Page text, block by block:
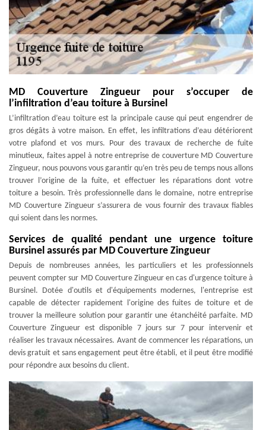
MD Couverture Zingueur pour s’occuper de
l’infiltration d’eau toiture à Bursinel
L’infiltration d’eau toiture est la principale cause qui peut engendrer de
gros dégâts à votre maison. En effet, les infiltrations d’eau détériorent
votre plafond et vos murs. Pour des travaux de recherche de fuite
minutieux, faites appel à notre entreprise de couverture MD Couverture
Zingueur, nous pouvons vous garantir qu’en très peu de temps nous allons
trouver l’origine de la fuite, et effectuer les réparations dont votre
toiture a besoin. Très professionnelle dans le domaine, notre entreprise
MD Couverture Zingueur s’assurera de vous fournir des travaux fiables
qui soient dans les normes.
Services de qualité pendant une urgence toiture
Bursinel assurés par MD Couverture Zingueur
Depuis de nombreuses années, les particuliers et les professionnels
peuvent compter sur MD Couverture Zingueur en cas d'urgence toiture à
Bursinel. Dotée d'outils et d'équipements modernes, l'entreprise est
capable de détecter rapidement l'origine des fuites de toiture et de
trouver la meilleure solution pour garantir une étanchéité parfaite. MD
Couverture Zingueur est disponible 7 jours sur 7 pour intervenir et
réaliser les travaux nécessaires. Avant de commencer les réparations, un
devis gratuit et sans engagement peut être établi, et il peut être modifié
pour répondre aux besoins du client.